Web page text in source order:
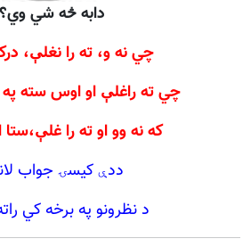
دابه څه شي وي؟
چي نه و، ته را نغلې،
چي ته راغلې او اوس سته په
که نه وو او ته را غلې،ستا
ددې کيسۍ جواب
د نظرونو په برخه کي